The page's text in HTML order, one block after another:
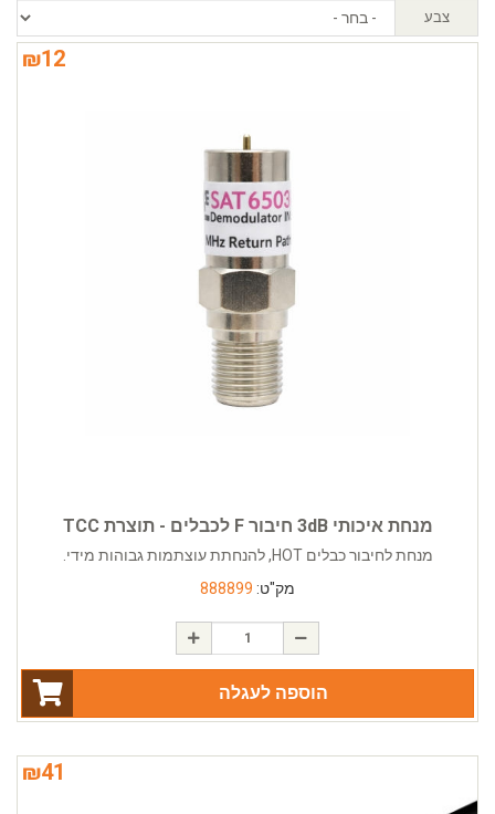
צבע
₪12
מנחת איכותי 3dB חיבור F לכבלים - תוצרת TCC
מנחת לחיבור כבלים HOT, להנחתת עוצתמות גבוהות מידי.
מק"ט: 888899
הוספה לעגלה
₪41